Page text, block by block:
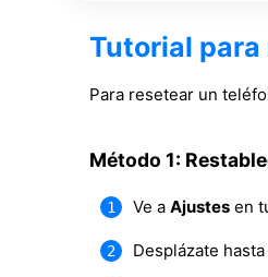
Tutorial
Para resetear un
Método 1:
Ve a Ajustes en
Desplázate hasta